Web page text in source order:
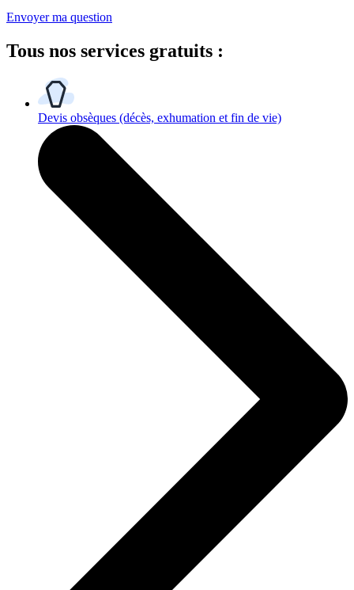
Envoyer ma question
Tous nos services gratuits :
Devis obsèques (décès, exhumation et fin de vie)